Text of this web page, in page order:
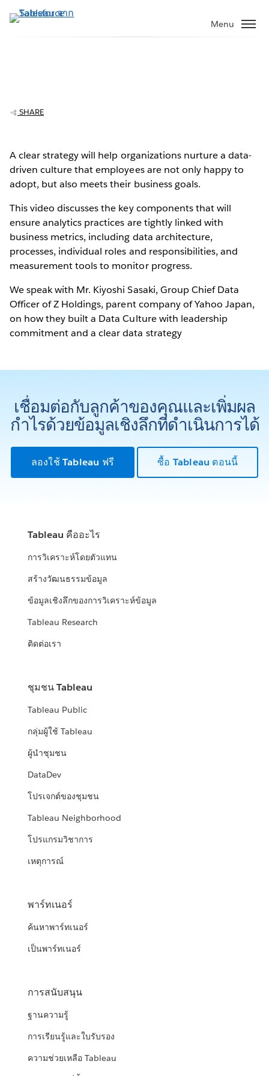
ไป
Menu
Business Growth
Play
Video
SHARE
A clear strategy will help organizations nurture a data-
driven culture that employees are not only happy to
adopt, but also meets their business goals.
This video discusses the key components that will
ensure analytics practices are tightly linked with
business metrics, including data architecture,
processes, individual roles and responsibilities, and
measurement tools to monitor progress.
We speak with Mr. Kiyoshi Sasaki, Group Chief Data
Officer of Z Holdings, parent company of Yahoo Japan,
on how they built a Data Culture with leadership
commitment and a clear data strategy
เชื่อมต่อกับลูกค้าของคุณและเพิ่มผล
กำไรด้วยข้อมูลเชิงลึกที่ดำเนินการได้
ลองใช้ Tableau ฟรี ซื้อ Tableau ตอนนี้
Tableau คืออะไร
การวิเคราะห์โดยตัวแทน
สร้างวัฒนธรรมข้อมูล
ข้อมูลเชิงลึกของการวิเคราะห์ข้อมูล
Tableau Research
ติดต่อเรา
ชุมชน Tableau
Tableau Public
กลุ่มผู้ใช้ Tableau
ผู้นำชุมชน
DataDev
โปรเจกต์ของชุมชน
Tableau Neighborhood
โปรแกรมวิชาการ
เหตุการณ์
พาร์ทเนอร์
ค้นหาพาร์ทเนอร์
เป็นพาร์ทเนอร์
การสนับสนุน
ฐานความรู้
การเรียนรู้และใบรับรอง
ความช่วยเหลือ Tableau